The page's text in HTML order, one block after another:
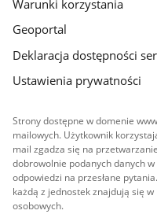
Warunki korzystania
Geoportal
Deklaracja dostępności
Ustawienia prywatności
Strony dostępne w domenie
mailowych. Użytkownik
mail zgadza się na
dobrowolnie podanych danych
odpowiedzi na przesłane
każdą z jednostek znajdują się
osobowych.